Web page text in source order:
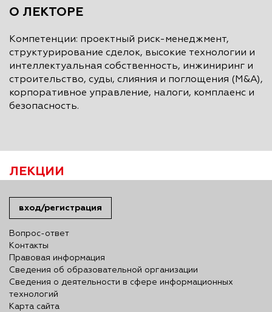
О ЛЕКТОРЕ
Компетенции: проектный риск-менеджмент,
структурирование сделок, высокие технологии и
интеллектуальная собственность, инжиниринг и
строительство, суды, слияния и поглощения (M&A),
корпоративное управление, налоги, комплаенс и
безопасность.
ЛЕКЦИИ
вход/регистрация
Вопрос-ответ
Контакты
Правовая информация
Сведения об образовательной организации
Сведения о деятельности в сфере информационных
технологий
Карта сайта